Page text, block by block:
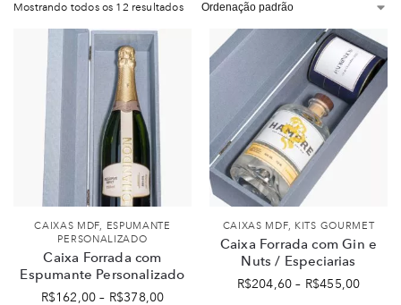
Mostrando todos os 12 resultados
CAIXAS MDF
ESPUMANTE
PERSONALIZADO
Caixa Forrada com
Espumante Personalizado
R$162,00 – R$378,00
CAIXAS MDF, KITS GOURMET
Caixa Forrada com Gin e
Nuts / Especiarias
R$204,60 – R$455,00